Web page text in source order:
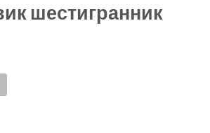
шестигранник